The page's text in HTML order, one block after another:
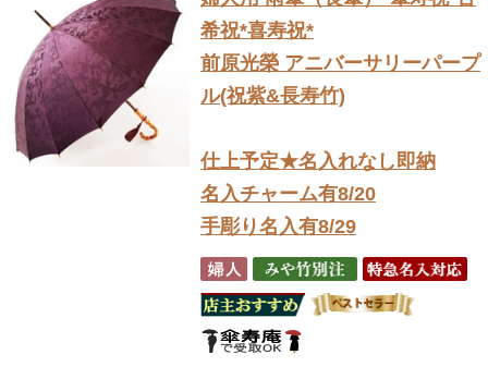
希祝*喜寿祝*
前原光榮 アニバーサリーパープ
ル(祝紫&長寿竹)
仕上予定★名入れなし即納
名入チャーム有8/20
手彫り名入有8/29